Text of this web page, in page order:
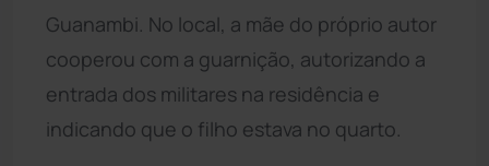
Guanambi. No local, a mãe do próprio autor
cooperou com a guarnição, autorizando a
entrada dos militares na residência e
indicando que o filho estava no quarto.